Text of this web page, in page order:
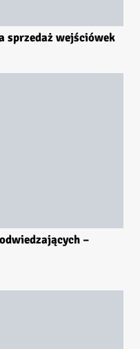
sprzedaż wejściówek
–